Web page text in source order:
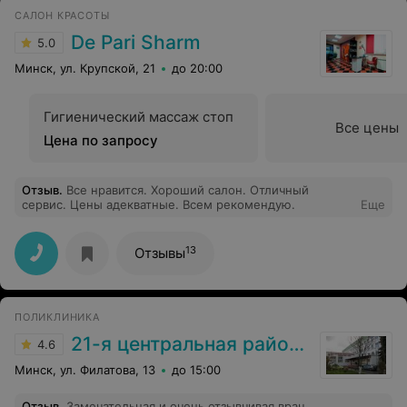
САЛОН КРАСОТЫ
5.0 De Pari Sharm
Минск, ул. Крупской, 21 до 20:00
Гигиенический массаж стоп
Цена по запросу
Все цены
Отзыв. Все нравится. Хороший салон. Отличный
сервис. Цены адекватные. Всем рекомендую.
Еще
Отзывы13
ПОЛИКЛИНИКА
4.6 21-я центральная районная поликлиника Заводского района г. Минска
Минск, ул. Филатова, 13 до 15:00